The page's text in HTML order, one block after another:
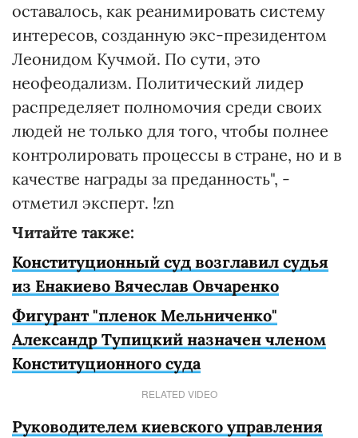
оставалось, как реанимировать систему
интересов, созданную экс-президентом
Леонидом Кучмой. По сути, это
неофеодализм. Политический лидер
распределяет полномочия среди своих
людей не только для того, чтобы полнее
контролировать процессы в стране, но и в
качестве награды за преданность", -
отметил эксперт. !zn
Читайте также:
Конституционный суд возглавил судья
из Енакиево Вячеслав Овчаренко
Фигурант "пленок Мельниченко"
Александр Тупицкий назначен членом
Конституционного суда
RELATED VIDEO
Руководителем киевского управления